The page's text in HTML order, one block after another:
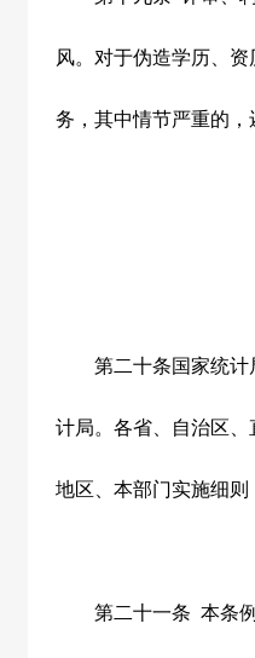
风。对于伪造学历、
务，其中情节严重的，
第二十条国家统
计局。各省、自治区
地区、本部门实施细则
第二十一条 本条